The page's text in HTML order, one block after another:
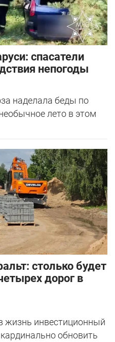
спасатели
непогоды
наделала беды по
лето в этом
столько будет
дорог в
жизнь инвестиционный
обновить